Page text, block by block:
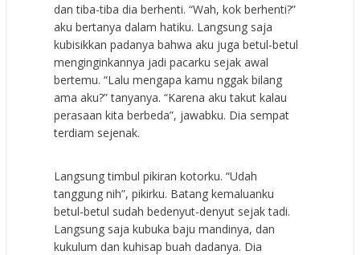
dan tiba-tiba dia berhenti. “Wah, kok berhenti?”
aku bertanya dalam hatiku. Langsung saja
kubisikkan padanya bahwa aku juga betul-betul
menginginkannya jadi pacarku sejak awal
bertemu. “Lalu mengapa kamu nggak bilang
ama aku?” tanyanya. “Karena aku takut kalau
perasaan kita berbeda”, jawabku. Dia sempat
terdiam sejenak.
Langsung timbul pikiran kotorku. “Udah
tanggung nih”, pikirku. Batang kemaluanku
betul-betul sudah bedenyut-denyut sejak tadi.
Langsung saja kubuka baju mandinya, dan
kukulum dan kuhisap buah dadanya. Dia